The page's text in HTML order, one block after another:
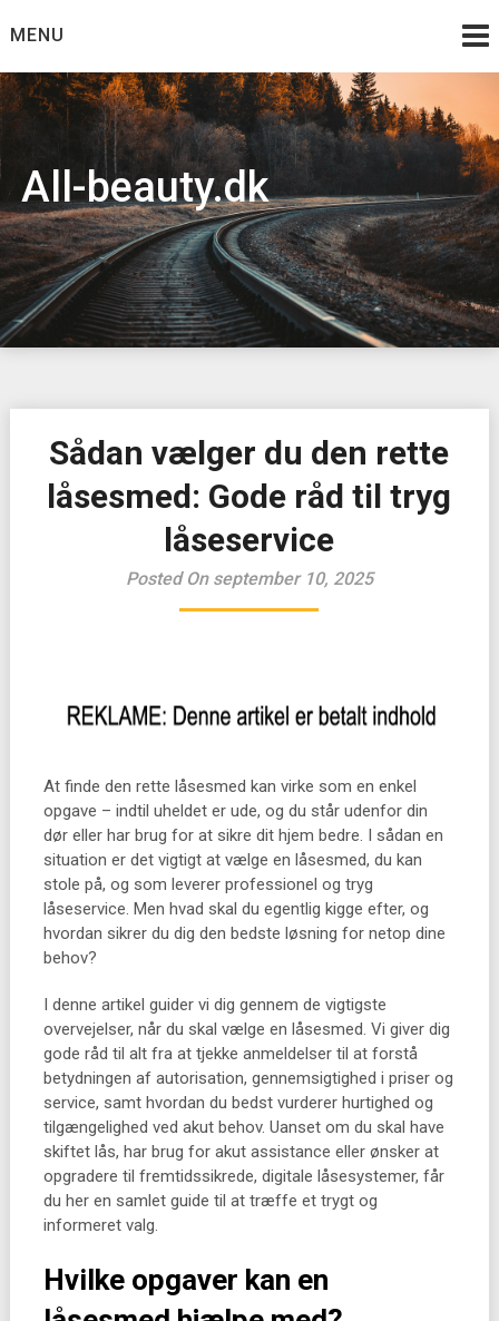
toMENU
All-beauty.dk
Sådan vælger du den rette
låsesmed: Gode råd til tryg
låseservice
Posted On september 10, 2025
At finde den rette låsesmed kan virke som en enkel
opgave – indtil uheldet er ude, og du står udenfor din
dør eller har brug for at sikre dit hjem bedre. I sådan en
situation er det vigtigt at vælge en låsesmed, du kan
stole på, og som leverer professionel og tryg
låseservice. Men hvad skal du egentlig kigge efter, og
hvordan sikrer du dig den bedste løsning for netop dine
behov?
I denne artikel guider vi dig gennem de vigtigste
overvejelser, når du skal vælge en låsesmed. Vi giver dig
gode råd til alt fra at tjekke anmeldelser til at forstå
betydningen af autorisation, gennemsigtighed i priser og
service, samt hvordan du bedst vurderer hurtighed og
tilgængelighed ved akut behov. Uanset om du skal have
skiftet lås, har brug for akut assistance eller ønsker at
opgradere til fremtidssikrede, digitale låsesystemer, får
du her en samlet guide til at træffe et trygt og
informeret valg.
Hvilke opgaver kan en